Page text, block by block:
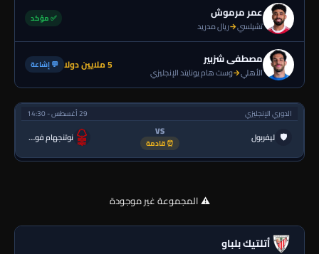
عمر مرموش
تشيلسي→ريال مدريد
✅ مؤكد
مصطفى شزبير
الأهلي→وست هام يونايتد الإنجليزي 5 ملايين دولا 💬 إشاعة
الدوري الإنجليزي 29 أغسطس - 14:30
🛡 ليفربول VS
⏰ قادمة نوتنجهام فورست
⚠️ المجموعة غير موجودة
أتلتيك بلباو